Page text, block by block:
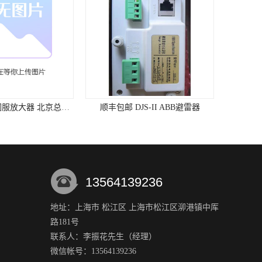
MDS5110A/L 伺服放大器 北京总代理 顺丰包邮 DJS-II ABB避雷器
ABB放电记录仪 使用寿命长 DJS-I ABB避雷器
13564139236
地址：上海市 松江区 上海市松江区泖港镇中厍
路181号
联系人：李振花先生 （经理）
微信帐号：13564139236